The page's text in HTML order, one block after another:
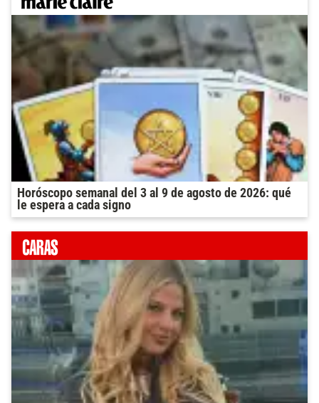
Horóscopo semanal del 3 al 9 de agosto de 2026: qué
le espera a cada signo